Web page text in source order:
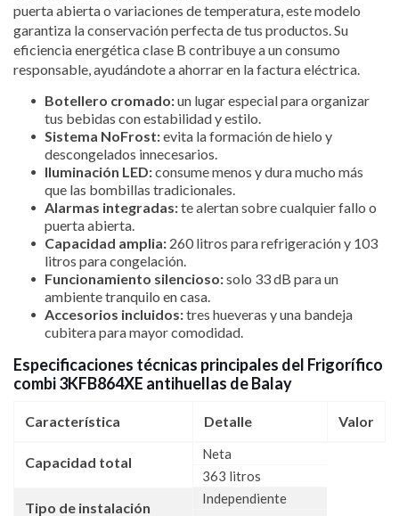
puerta abierta o variaciones de temperatura, este modelo
garantiza la conservación perfecta de tus productos. Su
eficiencia energética clase B contribuye a un consumo
responsable, ayudándote a ahorrar en la factura eléctrica.
Botellero cromado:un lugar especial para organizar
tus bebidas con estabilidad y estilo.
Sistema NoFrost:evita la formación de hielo y
descongelados innecesarios.
Iluminación LED:consume menos y dura mucho más
que las bombillas tradicionales.
Alarmas integradas:te alertan sobre cualquier fallo o
puerta abierta.
Capacidad amplia: 260 litros para refrigeración y 103
litros para congelación.
Funcionamiento silencioso:solo 33 dB para un
ambiente tranquilo en casa.
Accesorios incluidos:tres hueveras y una bandeja
cubitera para mayor comodidad.
Especificaciones técnicas principales del Frigorífico
combi 3KFB864XE antihuellas de Balay
Característica Detalle Valor
Capacidad total
Neta
363 litros
Tipo de instalación
Independiente